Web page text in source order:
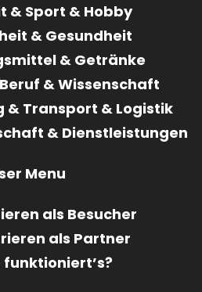
& Sport & Hobby
& Gesundheit
& Getränke
& Wissenschaft
& Transport & Logistik
& Dienstleistungen
Menu
als Besucher
als Partner
funktioniert’s?